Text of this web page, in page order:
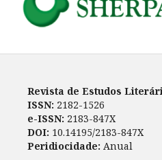
Revista de Estudos
ISSN: 2182-1526
e-ISSN: 2183-847X
DOI: 10.14195/2183-847X
Peridiocidade: Anual